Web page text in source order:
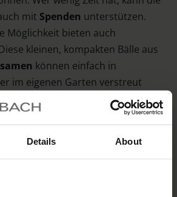
Details About
mit Spenden unterstützen.
Möglichkeit bieten auch
kleinen, kompakten Bälle aus
können einfach in
im eigenen Garten verstreut
Pflegeund
und einfache Möglichkeit, ohne